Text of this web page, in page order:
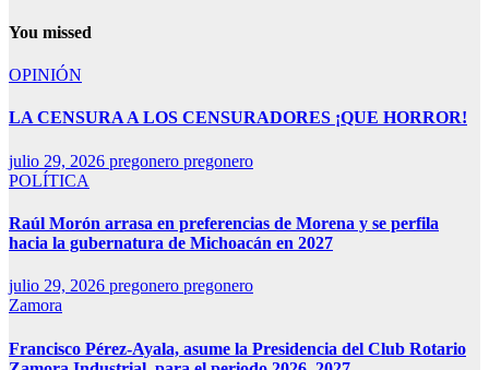
You missed
OPINIÓN
LA CENSURA A LOS CENSURADORES ¡QUE HORROR!
julio 29, 2026 pregonero pregonero
POLÍTICA
Raúl Morón arrasa en preferencias de Morena y se perfila
hacia la gubernatura de Michoacán en 2027
julio 29, 2026 pregonero pregonero
Zamora
Francisco Pérez-Ayala, asume la Presidencia del Club Rotario